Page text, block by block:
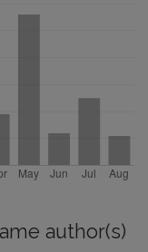
author(s)